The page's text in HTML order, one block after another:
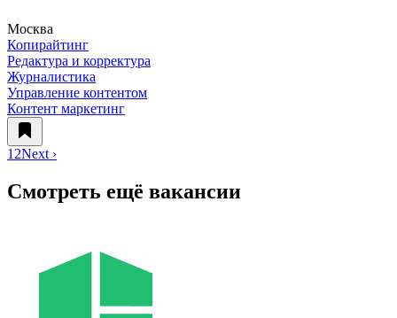
Москва
Копирайтинг
Редактура и корректура
Журналистика
Управление контентом
Контент маркетинг
1 2Next ›
Смотреть ещё вакансии